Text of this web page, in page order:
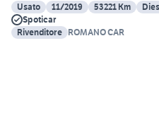
Usato
11/2019 53221 Km
Spoticar
Rivenditore ROMANO CAR